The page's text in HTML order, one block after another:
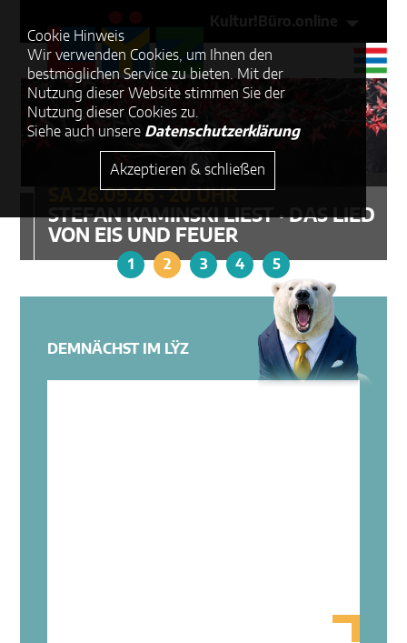
Cookie Hinweis
Wir verwenden Cookies, um Ihnen den
bestmöglichen Service zu bieten. Mit der
Nutzung dieser Website stimmen Sie der
Nutzung dieser Cookies zu.
Siehe auch unsere Datenschutzerklärung
Akzeptieren & schließen
Kultur!Büro.online
SA 26.09.26 · 20 UHR
STEFAN KAMINSKI LIEST · DAS LIED
VON EIS UND FEUER
1 2 3 4 5
DEMNÄCHST IM LŸZ